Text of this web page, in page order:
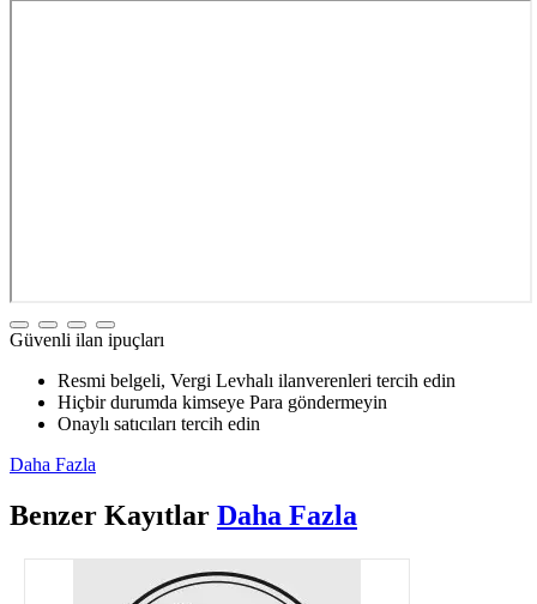
Güvenli ilan ipuçları
Resmi belgeli, Vergi Levhalı ilanverenleri tercih edin
Hiçbir durumda kimseye Para göndermeyin
Onaylı satıcıları tercih edin
Daha Fazla
Benzer Kayıtlar Daha Fazla